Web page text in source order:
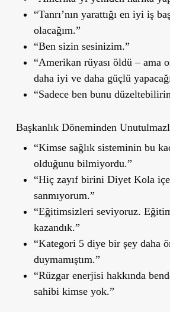
“Tanrı’nın yarattığı en iyi iş
olacağım.”
“Ben sizin sesinizim.”
“Amerikan rüyası öldü – ama
daha iyi ve daha güçlü
“Sadece ben bunu
Başkanlık Döneminden
“Kimse sağlık sisteminin bu
olduğunu bilmiyordu.”
“Hiç zayıf birini Diyet Kola
sanmıyorum.”
“Eğitimsizleri seviyoruz.
kazandık.”
“Kategori 5 diye bir şey daha
duymamıştım.”
“Rüzgar enerjisi hakkında
sahibi kimse yok.”